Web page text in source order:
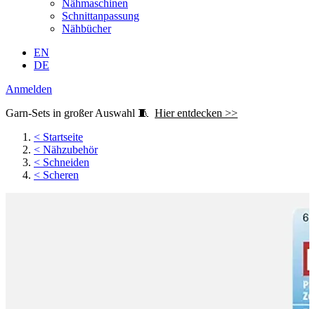
Nähmaschinen
Schnittanpassung
Nähbücher
EN
DE
Anmelden
Garn-Sets in großer Auswahl 🧵 Hier entdecken >>
< Startseite
< Nähzubehör
< Schneiden
< Scheren